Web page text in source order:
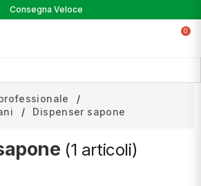
0
Consegna Veloce
Dispenser sapone
(1 articoli)